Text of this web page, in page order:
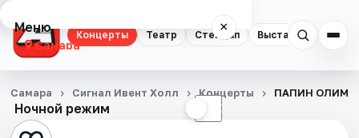
Концерты Театр Стендап Выставки
Меню ×
Самара
Концерты
Театр
Ночной режим ☾
Самара Сигнал Ивент Холл Концерты ПАПИН